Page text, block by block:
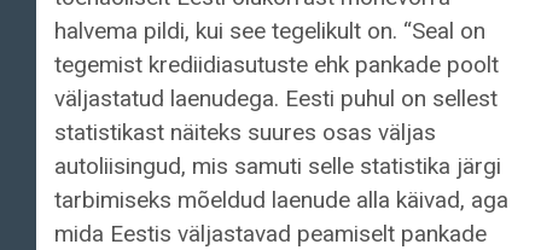
halvema pildi, kui see tegelikult on. “Seal on
tegemist krediidiasutuste ehk pankade poolt
väljastatud laenudega. Eesti puhul on sellest
statistikast näiteks suures osas väljas
autoliisingud, mis samuti selle statistika järgi
tarbimiseks mõeldud laenude alla käivad, aga
mida Eestis väljastavad peamiselt pankade